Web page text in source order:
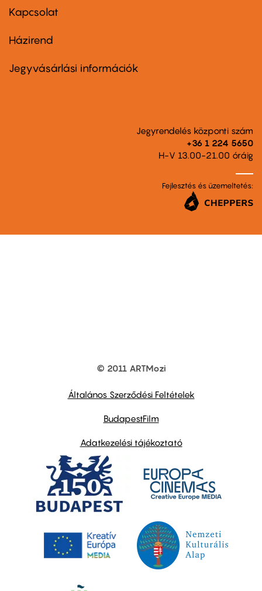
firstKapcsolat
Footer
second
Házirend
Jegyvásárlási információk
Jegyrendelés központi szám
+36 1 224 5650
H-V 13.00-21.00 óráig
Fejlesztés és üzemeltetés:
© 2011 ARTMozi
Általános Szerződési Feltételek
BudapestFilm
Adatkezelési tájékoztató